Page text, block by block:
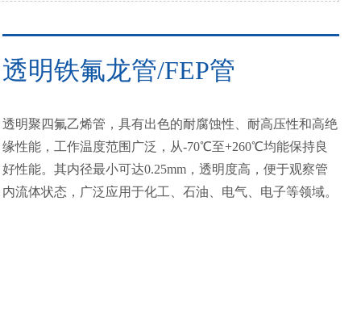
透明铁氟龙管/FEP管
透明聚四氟乙烯管，具有出色的耐腐蚀性、耐高压性和高绝
缘性能，工作温度范围广泛，从-70℃至+260℃均能保持良
好性能。其内径最小可达0.25mm，透明度高，便于观察管
内流体状态，广泛应用于化工、石油、电气、电子等领域。